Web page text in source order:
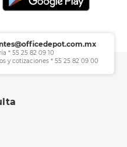
* 55 25 82 09 10
y cotizaciones * 55 25 82 09 00